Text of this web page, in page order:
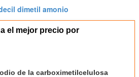
dimetil amonio
el mejor precio por
de la carboximetilcelulosa